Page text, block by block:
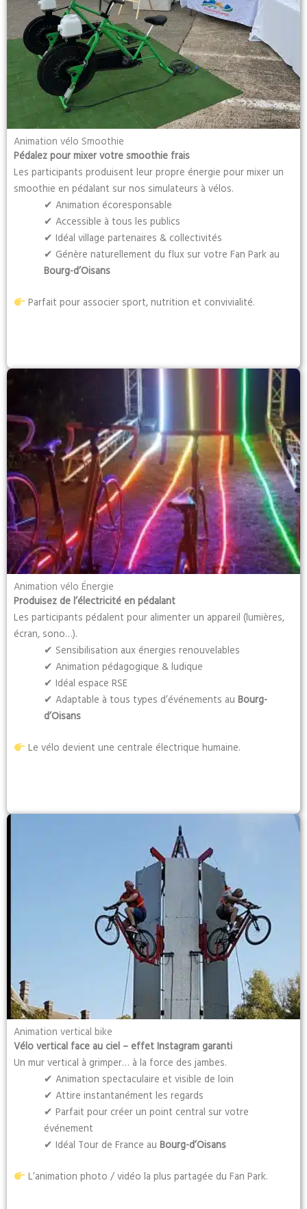
Animation vélo Smoothie
Pédalez pour mixer votre smoothie frais
Les participants produisent leur propre énergie pour mixer un
smoothie en pédalant sur nos simulateurs à vélos.
✔ Animation écoresponsable
✔ Accessible à tous les publics
✔ Idéal village partenaires & collectivités
✔ Génère naturellement du flux sur votre Fan Park au
Bourg-d’Oisans
Parfait pour associer sport, nutrition et convivialité.
Animation vélo Énergie
Produisez de l’électricité en pédalant
Les participants pédalent pour alimenter un appareil (lumières,
écran, sono…).
✔ Sensibilisation aux énergies renouvelables
✔ Animation pédagogique & ludique
✔ Idéal espace RSE
✔ Adaptable à tous types d’événements au Bourg-
d’Oisans
Le vélo devient une centrale électrique humaine.
Animation vertical bike
Vélo vertical face au ciel – effet Instagram garanti
Un mur vertical à grimper… à la force des jambes.
✔ Animation spectaculaire et visible de loin
✔ Attire instantanément les regards
✔ Parfait pour créer un point central sur votre
événement
✔ Idéal Tour de France au Bourg-d’Oisans
L’animation photo / vidéo la plus partagée du Fan Park.